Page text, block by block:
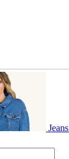
Jeans